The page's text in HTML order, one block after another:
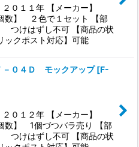
０１１年 【メーカー】
数】 ２色で１セット 【部
けはずし不可 【商品の状
クポスト対応】可能
０４Ｄ モックアップ [F-
０１２年 【メーカー】
数】 1個づつバラ売り 【部
けはずし不可 【商品の状